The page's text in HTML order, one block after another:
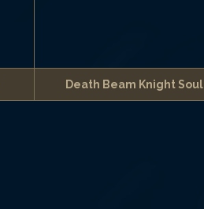
Death Beam Knight Soul